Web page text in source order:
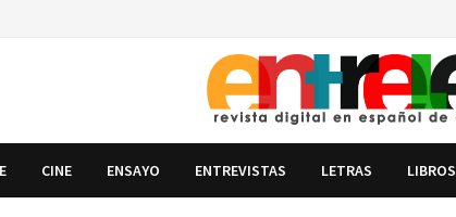
CINE ENSAYO ENTREVISTAS LETRAS LIBROS